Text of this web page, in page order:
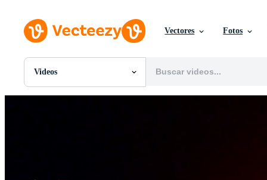
Vectores Fotos
Videos
Todas Imágenes